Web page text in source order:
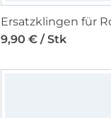
9,90 € / Stk